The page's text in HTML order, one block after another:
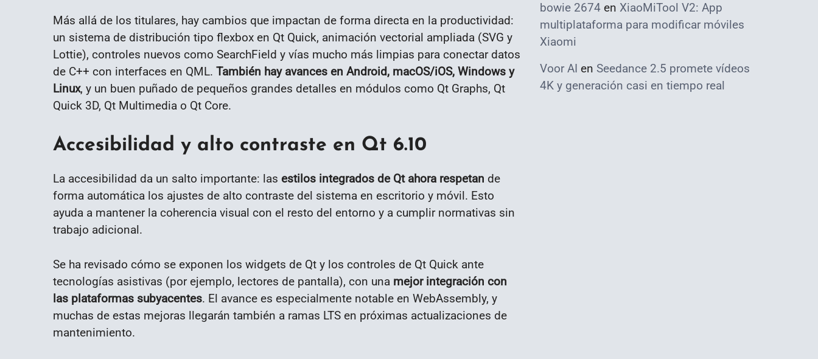
Más allá de los titulares, hay cambios que impactan de forma directa en la productividad:
un sistema de distribución tipo flexbox en Qt Quick, animación vectorial ampliada (SVG y
Lottie), controles nuevos como SearchField y vías mucho más limpias para conectar datos
de C++ con interfaces en QML. También hay avances en Android, macOS/iOS, Windows y
Linux, y un buen puñado de pequeños grandes detalles en módulos como Qt Graphs, Qt
Quick 3D, Qt Multimedia o Qt Core.
Accesibilidad y alto contraste en Qt 6.10
La accesibilidad da un salto importante: las estilos integrados de Qt ahora respetan de
forma automática los ajustes de alto contraste del sistema en escritorio y móvil. Esto
ayuda a mantener la coherencia visual con el resto del entorno y a cumplir normativas sin
trabajo adicional.
Se ha revisado cómo se exponen los widgets de Qt y los controles de Qt Quick ante
tecnologías asistivas (por ejemplo, lectores de pantalla), con una mejor integración con
las plataformas subyacentes. El avance es especialmente notable en WebAssembly, y
muchas de estas mejoras llegarán también a ramas LTS en próximas actualizaciones de
mantenimiento.
bowie 2674 en XiaoMiTool V2: App
multiplataforma para modificar móviles
Xiaomi
Voor AI en Seedance 2.5 promete vídeos
4K y generación casi en tiempo real